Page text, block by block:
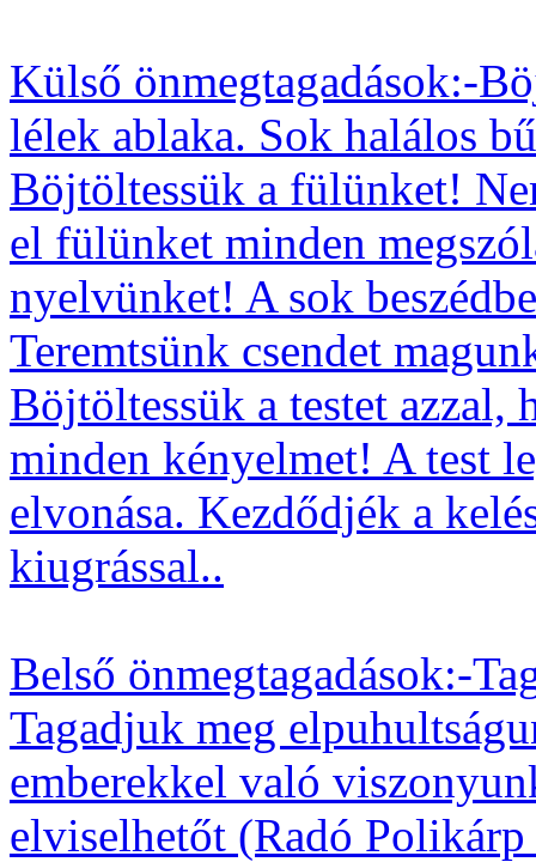
Külső önmegtagadások:-
lélek ablaka. Sok halálos
Böjtöltessük a fülünket!
el fülünket minden
nyelvünket! A sok
Teremtsünk csendet
Böjtöltessük a testet azzal,
minden kényelmet! A test
elvonása. Kezdődjék a
kiugrással..
Belső önmegtagadások:-
Tagadjuk meg
emberekkel való
elviselhetőt (Radó